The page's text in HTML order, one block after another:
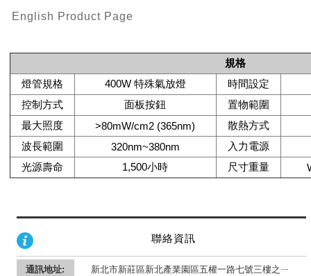
English Product Page
規格
燈管規格
400W 特殊氣放燈
時間設定
控制方式
面板按鈕
置物範圍
最大照度
>80mW/cm2 (365nm)
散熱方式
波長範圍
320nm~380nm
入力電源
光源壽命
1,500小時 尺寸重量
聯絡資訊
通訊地址: 新北市新莊區新北產業園區五權一路七號三樓之ㄧ